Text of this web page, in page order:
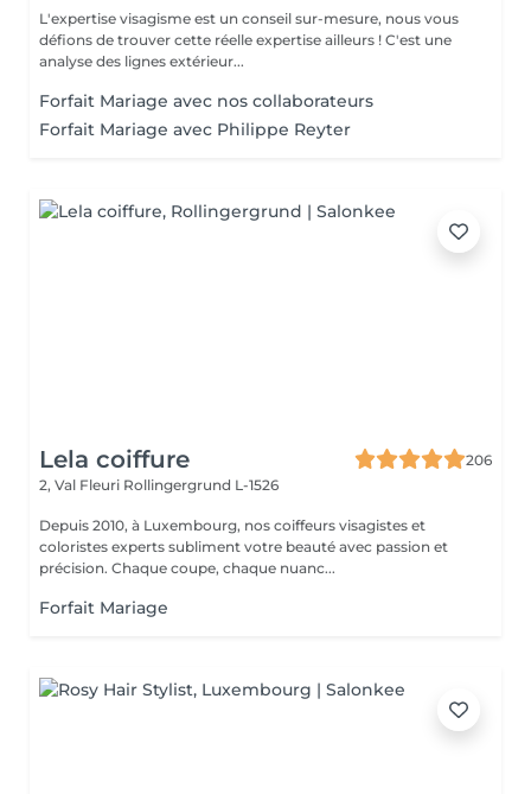
L'expertise visagisme est un conseil sur-mesure, nous vous
défions de trouver cette réelle expertise ailleurs ! C'est une
analyse des lignes extérieur...
Forfait Mariage avec nos collaborateurs
Forfait Mariage avec Philippe Reyter
Lela coiffure
206
2, Val Fleuri Rollingergrund L-1526
Depuis 2010, à Luxembourg, nos coiffeurs visagistes et
coloristes experts subliment votre beauté avec passion et
précision. Chaque coupe, chaque nuanc...
Forfait Mariage